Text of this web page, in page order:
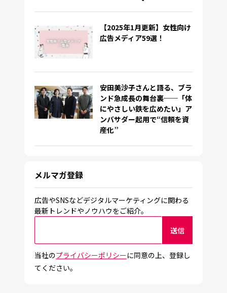
【2025年1月更新】女性向け
広告メディア59選！
安田美沙子さんと語る、ブラ
ンド急成長の舞台裏──「体
にやさしい鉄を広めたい」ア
ンバサダー起用で“信頼を資
産化”
メルマガ登録
広告やSNSなどデジタルマーケティングに関わる
最新トレンドやノウハウをご紹介。
当社のプライバシーポリシーに同意の上、登録し
てください。